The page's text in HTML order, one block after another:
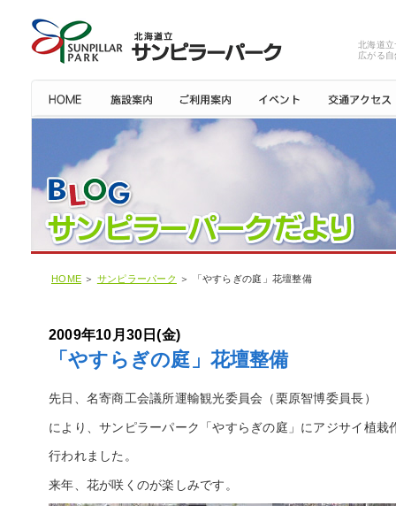
北海道
広がる
HOME ＞ サンピラーパーク ＞ 「やすらぎの庭」花壇整備
2009年10月30日(金)
「やすらぎの庭」花壇整備
先日、名寄商工会議所運輸観光委員会（栗原智博委員長）
により、サンピラーパーク「やすらぎの庭」にアジサイ植栽
行われました。
来年、花が咲くのが楽しみです。